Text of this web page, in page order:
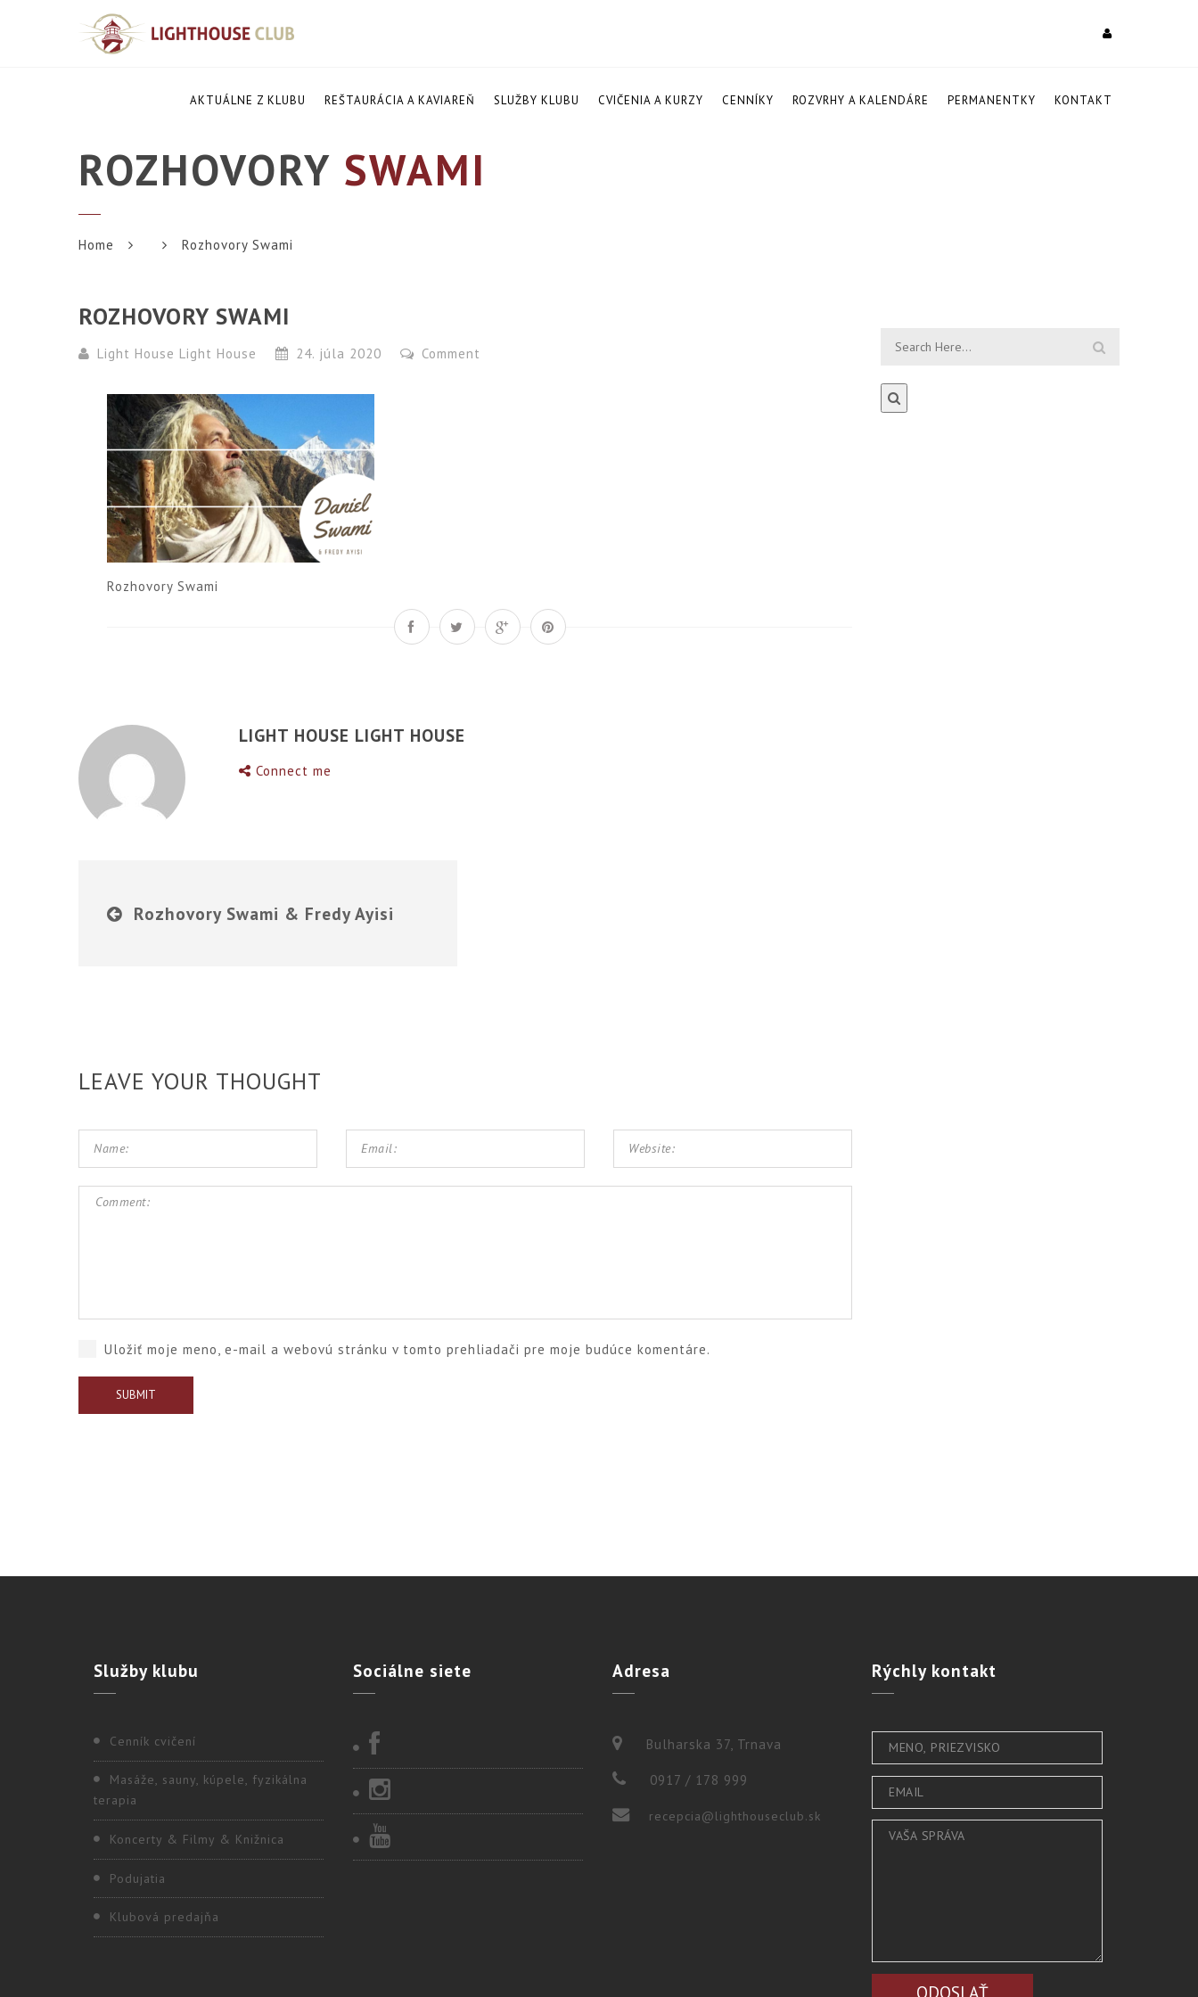
AKTUÁLNE Z KLUBU REŠTAURÁCIA A KAVIAREŇ SLUŽBY KLUBU CVIČENIA A KURZY CENNÍKY ROZVRHY A KALENDÁRE PERMANENTKY KONTAKT
ROZHOVORY SWAMI
Home Rozhovory Swami
ROZHOVORY SWAMI
Light House Light House 24. júla 2020 Comment
Rozhovory Swami
LIGHT HOUSE LIGHT HOUSE
Connect me
Rozhovory Swami & Fredy Ayisi
LEAVE YOUR THOUGHT
Uložiť moje meno, e-mail a webovú stránku v tomto prehliadači pre moje budúce komentáre.
Službyklubu
Cenník cvičení
Masáže, sauny, kúpele, fyzikálna
terapia
Koncerty & Filmy & Knižnica
Podujatia
Klubová predajňa
Sociálne siete Adresa
Bulharska 37, Trnava
0917 / 178 999
recepcia@lighthouseclub.sk
Rýchlykontakt